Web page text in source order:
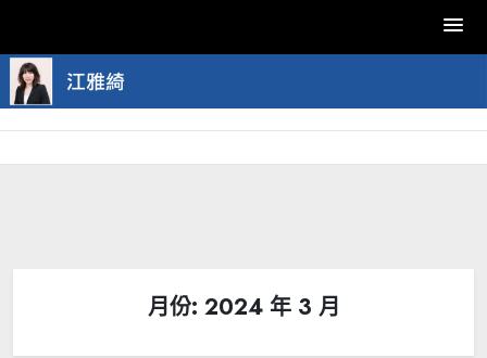
Skip
to
content
月份: 2024 年 3 月